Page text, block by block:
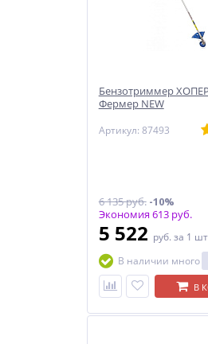
Бензотриммер
Фермер NEW
Артикул: 87493
6 135 руб.-10%
Экономия 613 руб.
5 522 руб. за 1 шт
В наличии много
В